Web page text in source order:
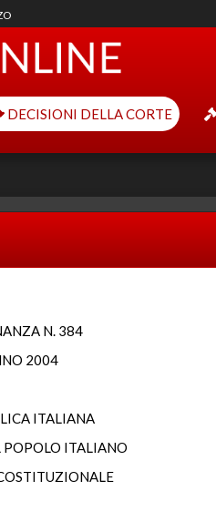
DECISIONI DELLA CORTE
N. 384
2004
ITALIANA
POPOLO ITALIANO